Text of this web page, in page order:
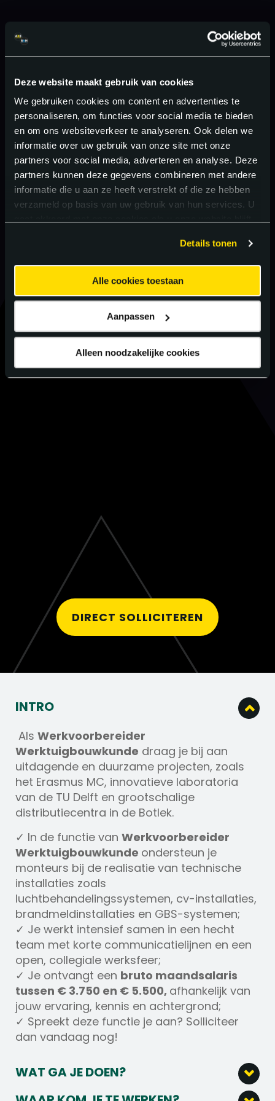
Deze website maakt gebruik van cookies
We gebruiken cookies om content en advertenties te
personaliseren, om functies voor social media te bieden
en om ons websiteverkeer te analyseren. Ook delen we
informatie over uw gebruik van onze site met onze
partners voor social media, adverteren en analyse. Deze
partners kunnen deze gegevens combineren met andere
informatie die u aan ze heeft verstrekt of die ze hebben
verzameld op basis van uw gebruik van hun services. U
Details tonen
Alle cookies toestaan
Aanpassen
Alleen noodzakelijke cookies
DIRECT SOLLICITEREN
INTRO
Als Werkvoorbereider
Werktuigbouwkunde draag je bij aan
uitdagende en duurzame projecten, zoals
het Erasmus MC, innovatieve laboratoria
van de TU Delft en grootschalige
distributiecentra in de Botlek.
✓ In de functie van Werkvoorbereider
Werktuigbouwkunde ondersteun je
monteurs bij de realisatie van technische
installaties zoals
luchtbehandelingssystemen, cv-installaties,
brandmeldinstallaties en GBS-systemen;
✓ Je werkt intensief samen in een hecht
team met korte communicatielijnen en een
open, collegiale werksfeer;
✓ Je ontvangt een bruto maandsalaris
tussen € 3.750 en € 5.500, afhankelijk van
jouw ervaring, kennis en achtergrond;
✓ Spreekt deze functie je aan? Solliciteer
dan vandaag nog!
WAT GA JE DOEN?
Als Werkvoorbereider Werktuigbouwkunde